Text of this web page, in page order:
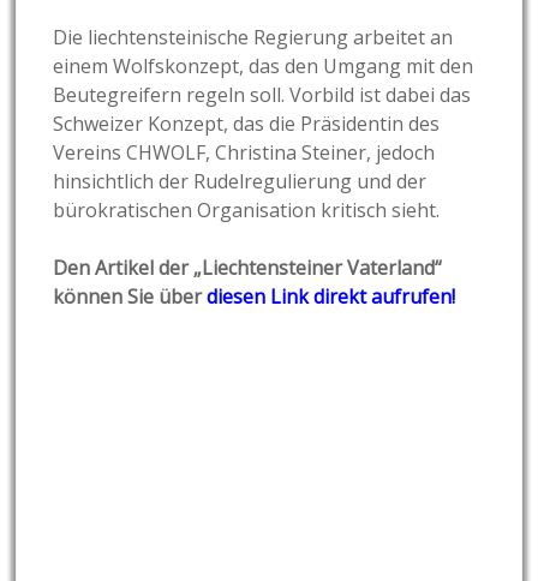
Die liechtensteinische Regierung arbeitet an
einem Wolfskonzept, das den Umgang mit den
Beutegreifern regeln soll. Vorbild ist dabei das
Schweizer Konzept, das die Präsidentin des
Vereins CHWOLF, Christina Steiner, jedoch
hinsichtlich der Rudelregulierung und der
bürokratischen Organisation kritisch sieht.
Den Artikel der „Liechtensteiner Vaterland“
können Sie überdiesen Link direkt aufrufen!